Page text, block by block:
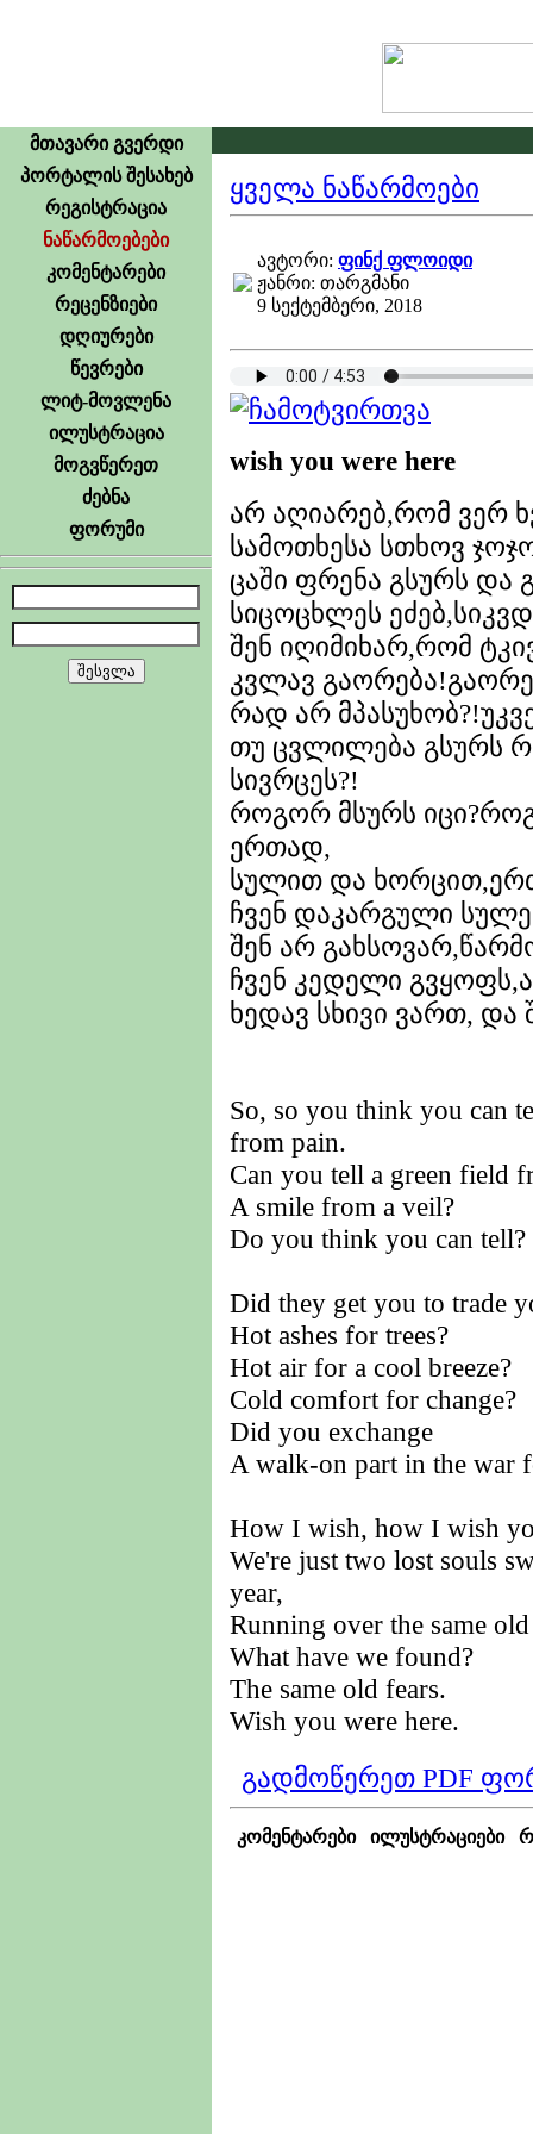
მთავარი გვერდი
პორტალის შესახებ
რეგისტრაცია
ნაწარმოებები
კომენტარები
რეცენზიები
დღიურები
წევრები
ლიტ-მოვლენა
ილუსტრაცია
მოგვწერეთ
ძებნა
ფორუმი
ყველა ნაწარმოები
ავტორი: ფინქ ფლოიდი
ჟანრი: თარგმანი
9 სექტემბერი, 2018
wish you were here
არ აღიარებ,რომ ვერ
სამოთხესა სთხოვ
ცაში ფრენა გსურს და
სიცოცხლეს
შენ იღიმიხარ,რომ
კვლავ
რად არ
თუ ცვლილება გსურს
სივრცეს?!
როგორ მსურს
ერთად,
სულით და
ჩვენ დაკარგული
შენ არ
ჩვენ კედელი
ხედავ სხივი ვართ,
So, so you think you can
from pain.
Can you tell a green field
A smile from a veil?
Do you think you can tell?
Did they get you to trade
Hot ashes for trees?
Hot air for a cool breeze?
Cold comfort for change?
Did you exchange
A walk-on part in the war
How I wish, how I wish
We're just two lost souls
year,
Running over the same
What have we found?
The same old fears.
Wish you were here.
გადმოწერეთ PDF
კომენტარები ილუსტრაციები